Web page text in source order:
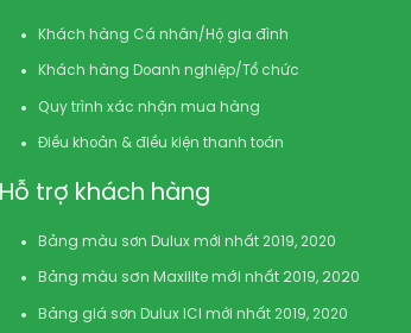
Khách hàng Cá nhân/Hộ gia đình
Khách hàng Doanh nghiệp/Tổ chức
Quy trình xác nhận mua hàng
Điều khoản & điều kiện thanh toán
Hỗ trợ khách hàng
Bảng màu sơn Dulux mới nhất 2019, 2020
Bảng màu sơn Maxilite mới nhất 2019, 2020
Bảng giá sơn Dulux ICI mới nhất 2019, 2020